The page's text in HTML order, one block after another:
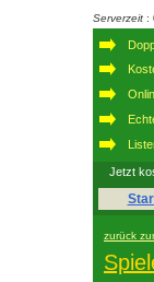
Serverzeit :
Jetzt
zurück